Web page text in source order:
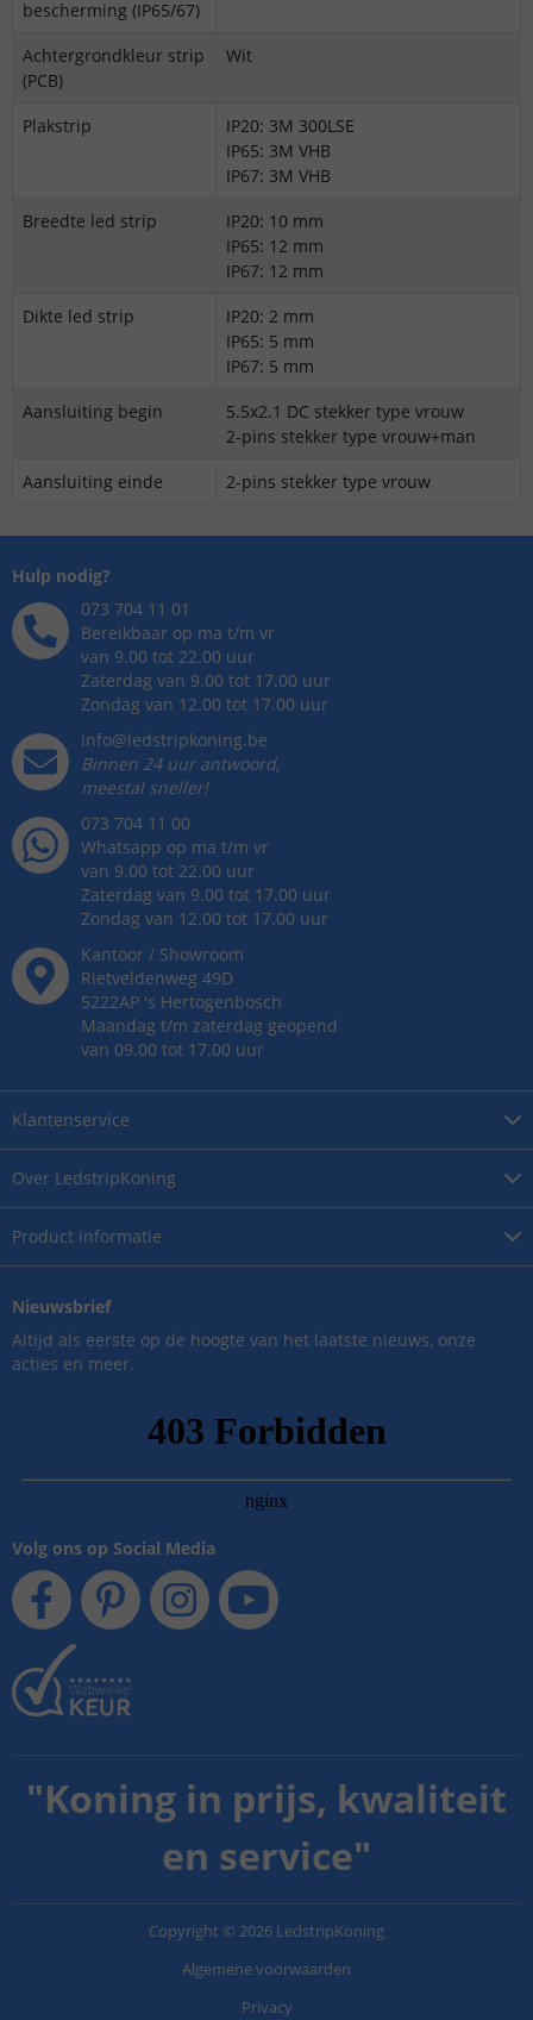
bescherming (IP65/67)
Achtergrondkleur strip
(PCB)
Wit
Plakstrip
IP20: 3M 300LSE
IP65: 3M VHB
IP67: 3M VHB
Breedte led strip
IP20: 10 mm
IP65: 12 mm
IP67: 12 mm
Dikte led strip
IP20: 2 mm
IP65: 5 mm
IP67: 5 mm
Aansluiting begin
5.5x2.1 DC stekker type vrouw
2-pins stekker type vrouw+man
Aansluiting einde
2-pins stekker type vrouw
Over LedstripKoning
Product informatie
Klantenservice
Hulp nodig?
073 704 11 01
Bereikbaar op ma t/m vr
van 9.00 tot 22.00 uur
Zaterdag van 9.00 tot 17.00 uur
Zondag van 12.00 tot 17.00 uur
info@ledstripkoning.be
Binnen 24 uur antwoord,
meestal sneller!
073 704 11 00
Whatsapp op ma t/m vr
van 9.00 tot 22.00 uur
Zaterdag van 9.00 tot 17.00 uur
Zondag van 12.00 tot 17.00 uur
Kantoor / Showroom
Rietveldenweg 49D
5222AP 's Hertogenbosch
Maandag t/m zaterdag geopend
van 09.00 tot 17.00 uur
Nieuwsbrief
Altijd als eerste op de hoogte van het laatste nieuws, onze
acties en meer.
Volg ons op Social Media
"Koning in prijs, kwaliteit
en service"
Copyright © 2026 LedstripKoning
Algemene voorwaarden
Privacy